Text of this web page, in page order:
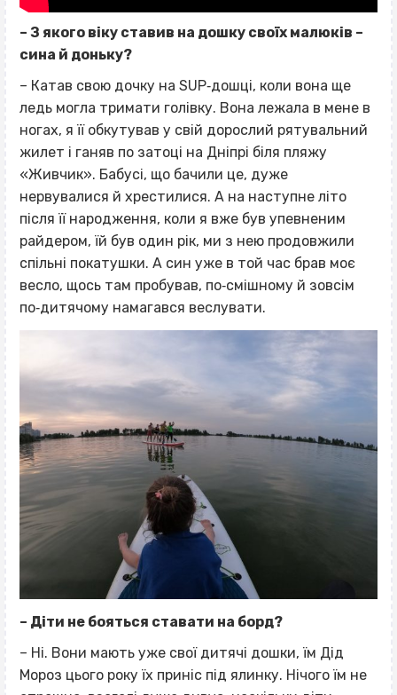
– З якого віку ставив на дошку своїх малюків –
сина й доньку?
– Катав свою дочку на SUP‐дошці, коли вона ще
ледь могла тримати голівку. Вона лежала в мене в
ногах, я її обкутував у свій дорослий рятувальний
жилет і ганяв по затоці на Дніпрі біля пляжу
«Живчик». Бабусі, що бачили це, дуже
нервувалися й хрестилися. А на наступне літо
після її народження, коли я вже був упевненим
райдером, їй був один рік, ми з нею продовжили
спільні покатушки. А син уже в той час брав моє
весло, щось там пробував, по‐смішному й зовсім
по‐дитячому намагався веслувати.
– Діти не бояться ставати на борд?
– Ні. Вони мають уже свої дитячі дошки, їм Дід
Мороз цього року їх приніс під ялинку. Нічого їм не